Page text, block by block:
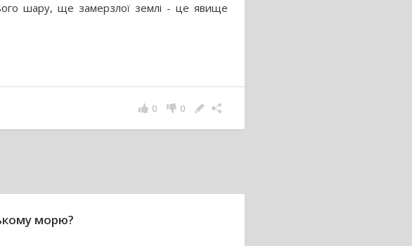
шару, ще замерзлої землі - це явище
0
0
морю?